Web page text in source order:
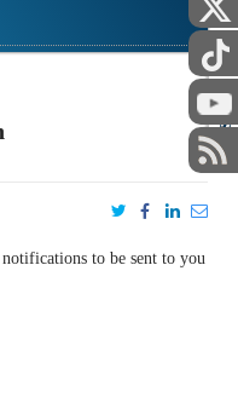
to be sent to you
STAF